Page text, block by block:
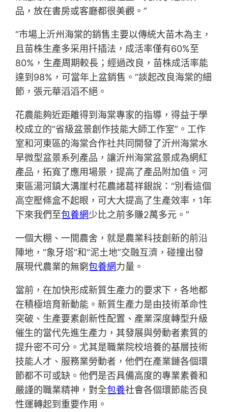
品，放在書房或客廳都很美觀。”
“市場上沂州海棠的銷售主要以傳統大苗木為主，
且苗株生產多采用扦插法，成活率僅有60%至
80%，生產周期較長；經過改良，苗株成活率能
達到98%，可當年上盆銷售。”談起改良海棠的細
節，張元華滔滔不絕。
花農能夠近距離得到海棠專家的指導，得益于學
校成立的“省級盆景創作技能大師工作室”。工作
室和河東區的海棠合作社共同開發了沂州海棠水
旱微型盆景系列產品，讓沂州海棠盆景成為網紅
產品，拓寬了應用場景，提高了產品附加值。河
東區湯河鎮大溝崖村花農諸葛祥銀說：“別看這個
高空壓條盒不起眼，可大大提高了生產效率，1年
下來我們至包養網少比之前多賺2萬多元。”
一個大棚、一間農舍，就是農業科技創新的前沿
陣地，“象牙塔”和“泥土地”交融互濟，碰撞出發
展現代農業的無窮包養網力量。
當前，在加快形成新質生產力的要求下，各地都
在積極培育新動能。新質生產力是由技術革命性
突破、生產要素創新性配置、產業深度轉型升級
催生的當代先進生產力，其發展與勞動者素質的
提升密不可分。尤其是職業院校培養的基層技術
技能人才、服務業勞動者，他們在產業鏈各個環
節都不可或缺。他們是否具備高度的專業素養和
嚴謹的職業精神，對全包養社會各個環節能否良
性運轉起到重要作用。